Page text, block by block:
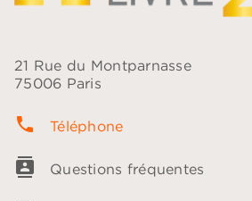
21 Rue du Montparnasse
75006 Paris
phone Téléphone
contacts Questions fréquentes